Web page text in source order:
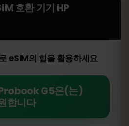
호환 기기 HP
eSIM의 힘을 활용하세요
G5은(는)
합니다